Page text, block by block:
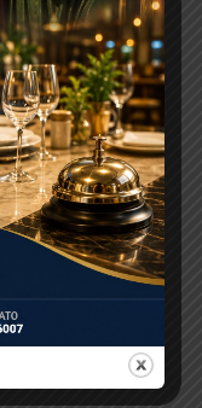
domingo, 18,
três unidades